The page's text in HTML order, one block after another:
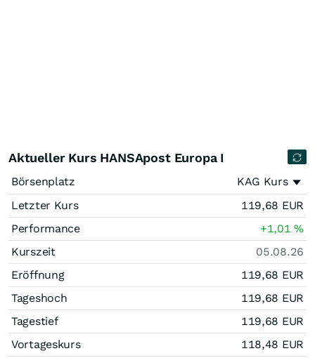
Aktueller Kurs HANSApost Europa I
Börsenplatz
KAG Kurs
Letzter Kurs
119,68 EUR
Performance
+1,01%
Kurszeit
05.08.26
Eröffnung
119,68 EUR
Tageshoch
119,68 EUR
Tagestief
119,68 EUR
Vortageskurs
118,48 EUR